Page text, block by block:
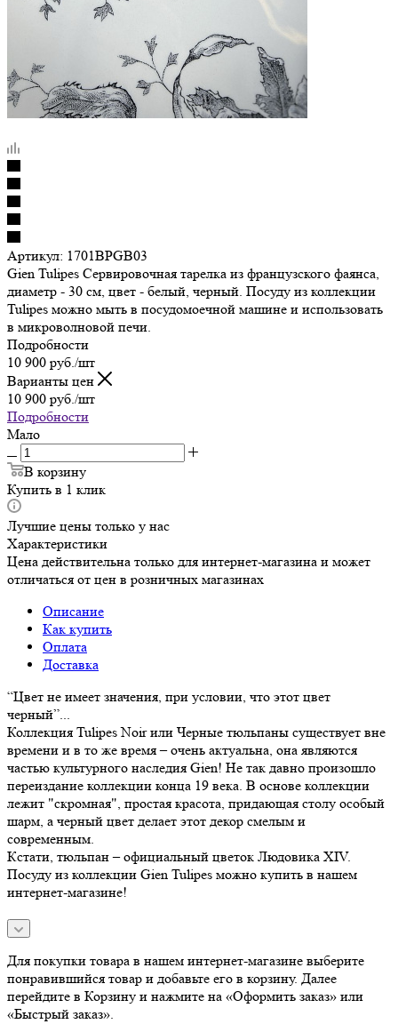
Артикул: 1701BPGB03
Gien Tulipes Сервировочная тарелка из французского фаянса,
диаметр - 30 см, цвет - белый, черный. Посуду из коллекции
Tulipes можно мыть в посудомоечной машине и использовать
в микроволновой печи.
Подробности
10 900 руб. /шт
Варианты цен
10 900 руб. /шт
Подробности
Мало
В корзину
Купить в 1 клик
Лучшие цены только у нас
Характеристики
Цена действительна только для интернет-магазина и может
отличаться от цен в розничных магазинах
Описание
Как купить
Оплата
Доставка
“Цвет не имеет значения, при условии, что этот цвет
черный”...
Коллекция Tulipes Noir или Черные тюльпаны существует вне
времени и в то же время – очень актуальна, она являются
частью культурного наследия Gien! Не так давно произошло
переиздание коллекции конца 19 века. В основе коллекции
лежит "скромная", простая красота, придающая столу особый
шарм, а черный цвет делает этот декор смелым и
современным.
Кстати, тюльпан – официальный цветок Людовика XIV.
Посуду из коллекции Gien Tulipes можно купить в нашем
интернет-магазине!
Для покупки товара в нашем интернет-магазине выберите
понравившийся товар и добавьте его в корзину. Далее
перейдите в Корзину и нажмите на «Оформить заказ» или
«Быстрый заказ».